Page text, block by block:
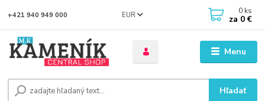
Menu
EUR
Hľadať
+421 940 949 000 0 ks
za 0 €